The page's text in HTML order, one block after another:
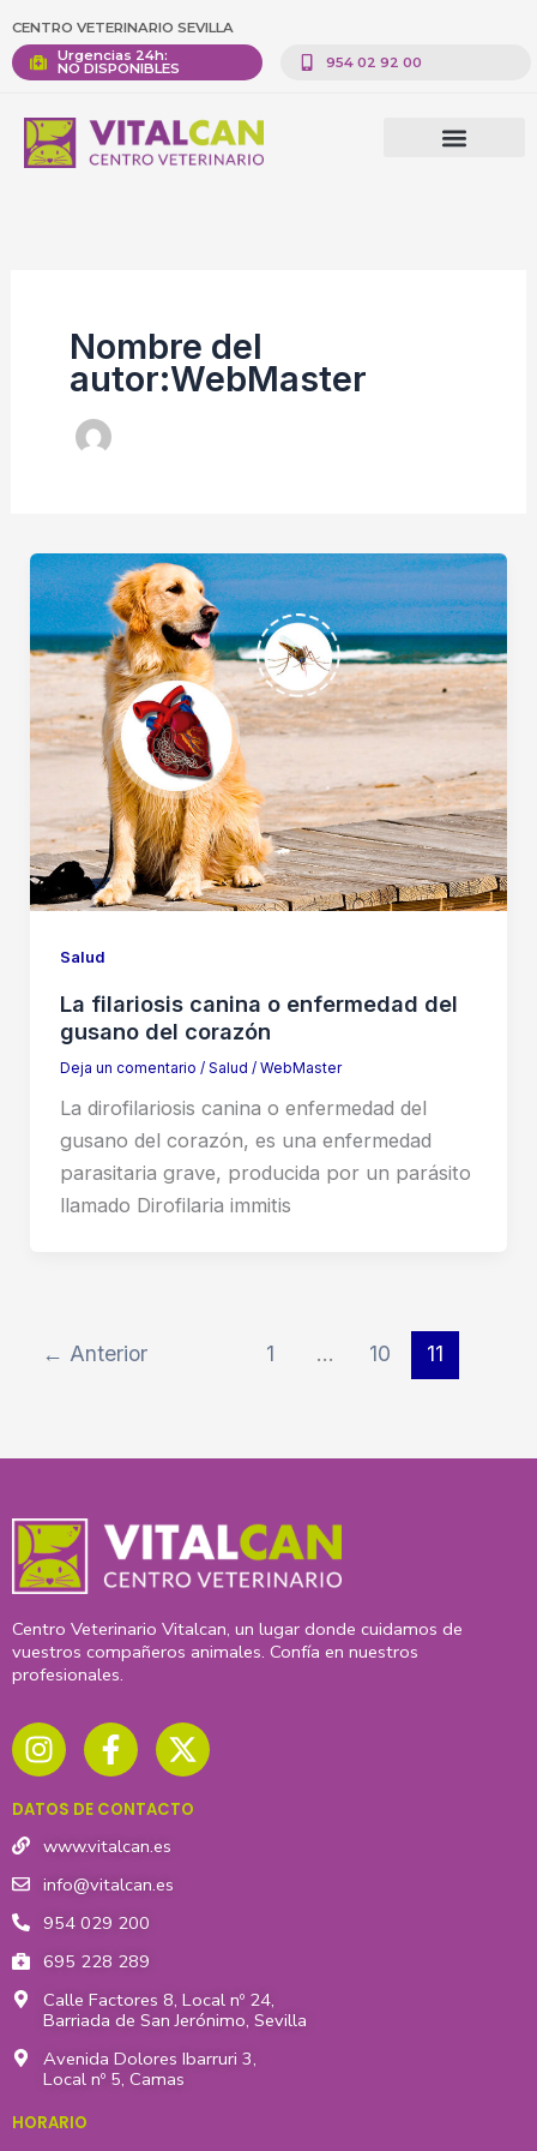
contenido
CENTRO VETERINARIO SEVILLA
Urgencias 24h:
NO DISPONIBLES 954 02 92 00
Nombre del
autor:WebMaster
Salud
La filariosis canina o enfermedad del
gusano del corazón
Deja un comentario / Salud / WebMaster
La dirofilariosis canina o enfermedad del
gusano del corazón, es una enfermedad
parasitaria grave, producida por un parásito
llamado Dirofilaria immitis
← Anterior 1 … 10 11
Centro Veterinario Vitalcan, un lugar donde cuidamos de
vuestros compañeros animales. Confía en nuestros
profesionales.
n
s
a
g
r
a
m
a
c
b
o
o
k
-
f
-
t
i
DATOS DE CONTACTO
www.vitalcan.es
info@vitalcan.es
954 029 200
695 228 289
Calle Factores 8, Local nº 24,
Barriada de San Jerónimo, Sevilla
Avenida Dolores Ibarruri 3,
Local nº 5, Camas
HORARIO